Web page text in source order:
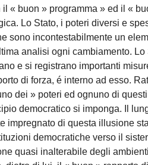
il « buon » programma » ed il «
Lo Stato, i poteri diversi e
sono incontestabilmente un
analisi ogni cambiamento.
e si registrano importanti
di forza, é interno ad esso.
dei » poteri ed ognuno di
democratico si imponga. Il
impregnato di questa illusione
democratiche verso il
quasi inalterabile degli